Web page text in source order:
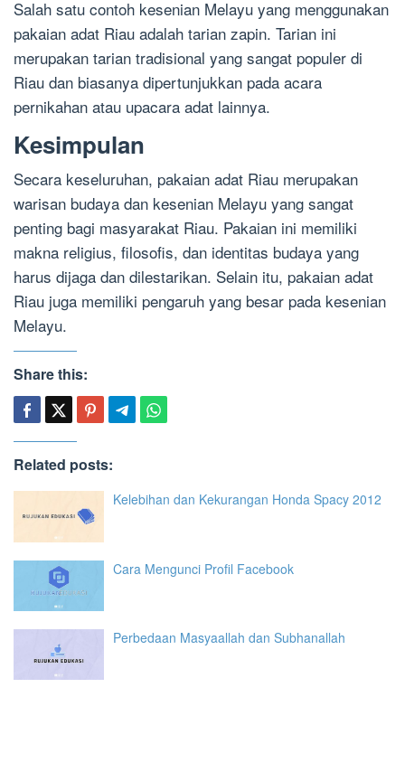
Salah satu contoh kesenian Melayu yang menggunakan
pakaian adat Riau adalah tarian zapin. Tarian ini
merupakan tarian tradisional yang sangat populer di
Riau dan biasanya dipertunjukkan pada acara
pernikahan atau upacara adat lainnya.
Kesimpulan
Secara keseluruhan, pakaian adat Riau merupakan
warisan budaya dan kesenian Melayu yang sangat
penting bagi masyarakat Riau. Pakaian ini memiliki
makna religius, filosofis, dan identitas budaya yang
harus dijaga dan dilestarikan. Selain itu, pakaian adat
Riau juga memiliki pengaruh yang besar pada kesenian
Melayu.
Share this:
Related posts:
Kelebihan dan Kekurangan Honda Spacy 2012
Cara Mengunci Profil Facebook
Perbedaan Masyaallah dan Subhanallah